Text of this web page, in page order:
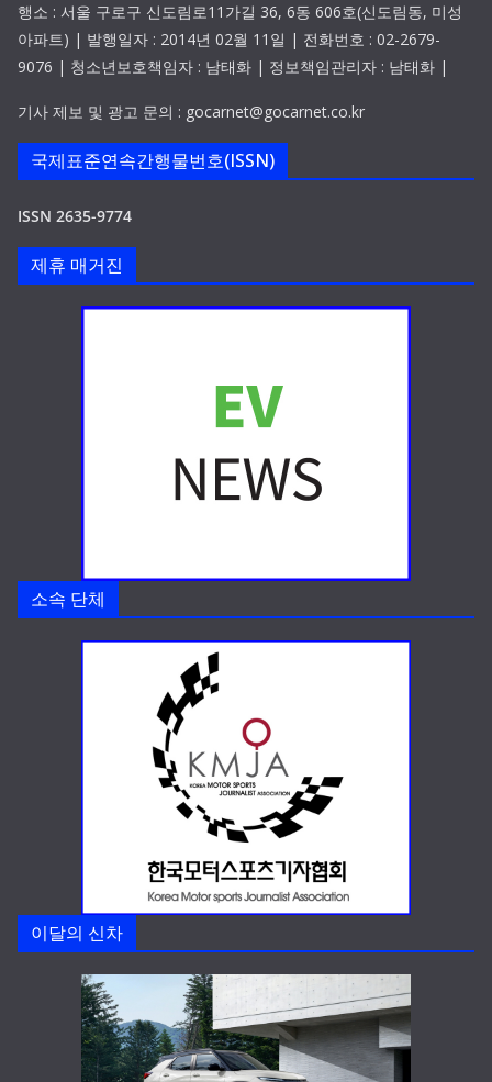
행소 : 서울 구로구 신도림로11가길 36, 6동 606호(신도림동, 미성
아파트) | 발행일자 : 2014년 02월 11일 | 전화번호 : 02-2679-
9076 | 청소년보호책임자 : 남태화 | 정보책임관리자 : 남태화 |
기사 제보 및 광고 문의 : gocarnet@gocarnet.co.kr
국제표준연속간행물번호(ISSN)
ISSN 2635-9774
제휴 매거진
소속 단체
이달의 신차